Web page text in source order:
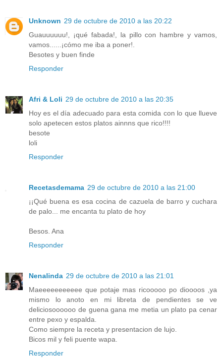
Unknown 29 de octubre de 2010 a las 20:22
Guauuuuuu!, ¡qué fabada!, la pillo con hambre y vamos,
vamos......¡cómo me iba a poner!.
Besotes y buen finde
Responder
Afri & Loli 29 de octubre de 2010 a las 20:35
Hoy es el día adecuado para esta comida con lo que llueve
solo apetecen estos platos ainnns que rico!!!!
besote
loli
Responder
Recetasdemama 29 de octubre de 2010 a las 21:00
¡¡Qué buena es esa cocina de cazuela de barro y cuchara
de palo... me encanta tu plato de hoy
Besos. Ana
Responder
Nenalinda 29 de octubre de 2010 a las 21:01
Maeeeeeeeeeee que potaje mas ricooooo po dioooos ,ya
mismo lo anoto en mi libreta de pendientes se ve
deliciosoooooo de guena gana me metia un plato pa cenar
entre pexo y espalda.
Como siempre la receta y presentacion de lujo.
Bicos mil y feli puente wapa.
Responder